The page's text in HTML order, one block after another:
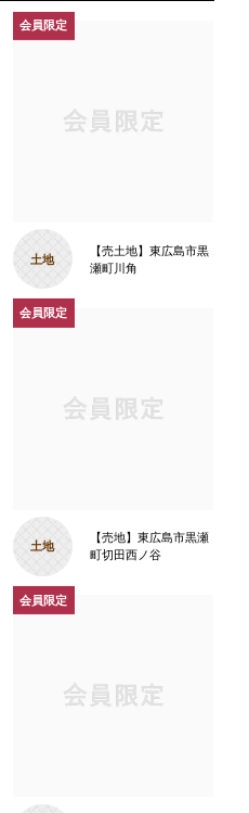
土地
【売土地】東広島市黒
瀬町川角
土地
【売地】東広島市黒瀬
町切田西ノ谷